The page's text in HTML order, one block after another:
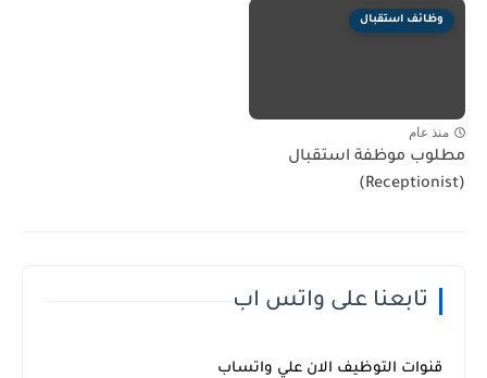
وظائف استقبال
منذ عام
مطلوب موظفة استقبال
(Receptionist)
تابعنا على واتس اب
قنوات التوظيف الان علي واتساب